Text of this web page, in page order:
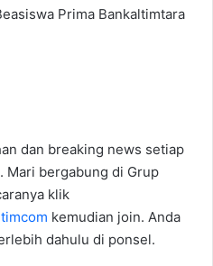
Prima Bankaltimtara
dan breaking news setiap
Mari bergabung di Grup
klik
kemudian join. Anda
dahulu di ponsel.